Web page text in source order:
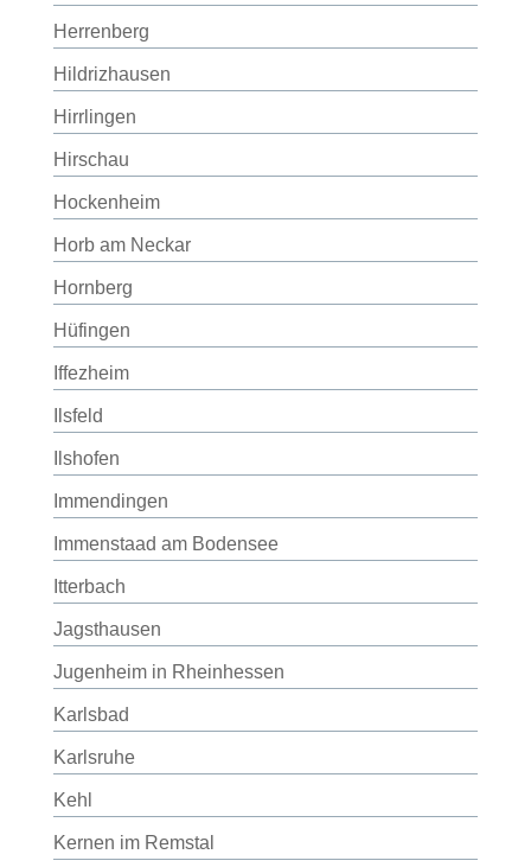
Herrenberg
Hildrizhausen
Hirrlingen
Hirschau
Hockenheim
Horb am Neckar
Hornberg
Hüfingen
Iffezheim
Ilsfeld
Ilshofen
Immendingen
Immenstaad am Bodensee
Itterbach
Jagsthausen
Jugenheim in Rheinhessen
Karlsbad
Karlsruhe
Kehl
Kernen im Remstal